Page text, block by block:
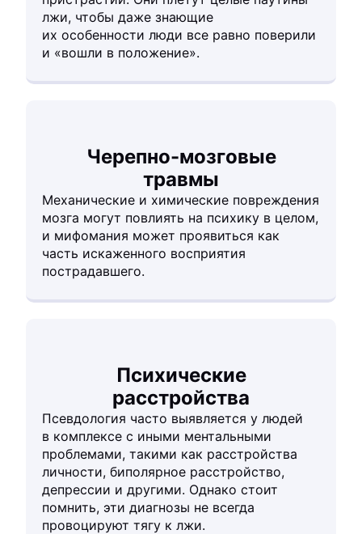
лжи, чтобы даже знающие
их особенности люди все равно поверили
и «вошли в положение».
Черепно-мозговые
травмы
Механические и химические повреждения
мозга могут повлиять на психику в целом,
и мифомания может проявиться как
часть искаженного восприятия
пострадавшего.
Психические
расстройства
Псевдология часто выявляется у людей
в комплексе с иными ментальными
проблемами, такими как расстройства
личности, биполярное расстройство,
депрессии и другими. Однако стоит
помнить, эти диагнозы не всегда
провоцируют тягу к лжи.